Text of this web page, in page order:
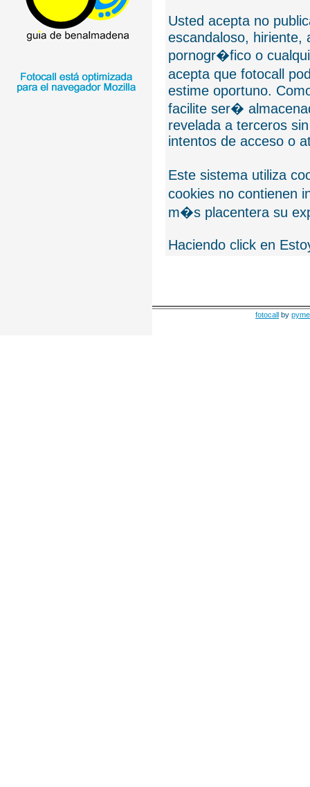
Usted acepta no
escandaloso, hiriente,
pornogr�fico o
acepta que fotocall
estime oportuno.
facilite ser�
revelada a terceros
intentos de acceso o
Este sistema utiliza
cookies no contienen
m�s placentera su
Haciendo click en
fotocall by